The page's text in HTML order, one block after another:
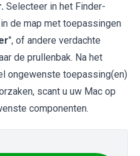
Selecteer in het Finder-
de map met toepassingen
", of andere verdachte
de prullenbak. Na het
ongewenste toepassing(en)
scant u uw Mac op
componenten.